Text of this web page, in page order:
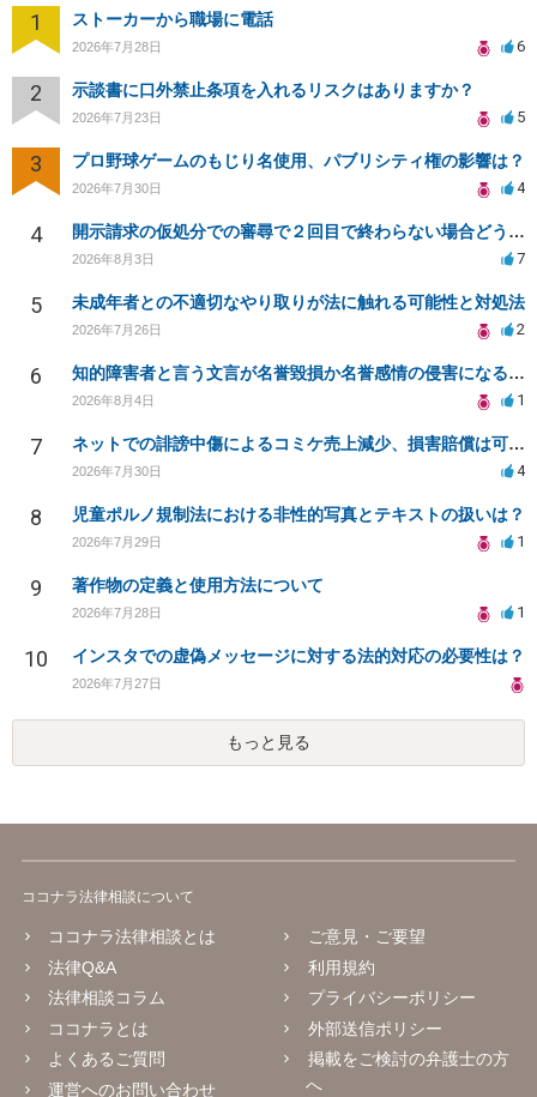
1 ストーカーから職場に電話
2026年7月28日 6
2 示談書に口外禁止条項を入れるリスクはありますか？
2026年7月23日 5
3 プロ野球ゲームのもじり名使用、パブリシティ権の影響は？
2026年7月30日 4
4 開示請求の仮処分での審尋で２回目で終わらない場合どうしたらいいですか
2026年8月3日 7
5 未成年者との不適切なやり取りが法に触れる可能性と対処法
2026年7月26日 2
6 知的障害者と言う文言が名誉毀損か名誉感情の侵害になるか教えてほしい。
2026年8月4日 1
7 ネットでの誹謗中傷によるコミケ売上減少、損害賠償は可能か？
2026年7月30日 4
8 児童ポルノ規制法における非性的写真とテキストの扱いは？
2026年7月29日 1
9 著作物の定義と使用方法について
2026年7月28日 1
10 インスタでの虚偽メッセージに対する法的対応の必要性は？
2026年7月27日
もっと見る
ココナラ法律相談について
ココナラ法律相談とは
法律Q&A
法律相談コラム
ココナラとは
よくあるご質問
運営へのお問い合わせ
ご意見・ご要望
利用規約
プライバシーポリシー
外部送信ポリシー
掲載をご検討の弁護士の方
へ